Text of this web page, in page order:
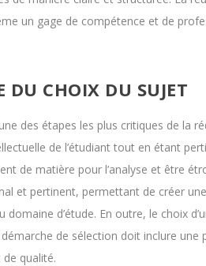
un gage de compétence et de
DU CHOIX DU SUJET
des étapes les plus critiques de la
de l’étudiant tout en étant
de matière pour l’analyse et être
et pertinent, permettant de créer
domaine d’étude. En outre, le choix
de sélection doit inclure une
qualité.